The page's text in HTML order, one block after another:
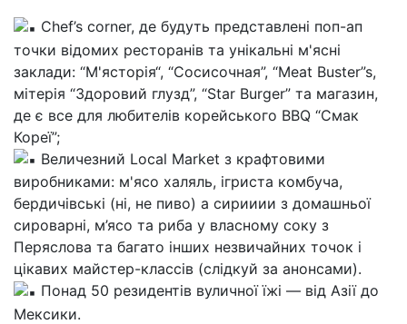
Chef’s corner, де будуть представлені поп-ап
точки відомих ресторанів та унікальні м'ясні
заклади: “М'ясторія“, “Сосисочная”, “Meat Buster”s,
мітерія “Здоровий глузд”, “Star Burger” та магазин,
де є все для любителів корейського BBQ “Смак
Кореї”;
Величезний Local Market з крафтовими
виробниками: м'ясо халяль, ігриста комбуча,
бердичівські (ні, не пиво) а сирииии з домашньої
сироварні, м’ясо та риба у власному соку з
Перяслова та багато інших незвичайних точок і
цікавих майстер-классів (слідкуй за анонсами).
Понад 50 резидентів вуличної їжі — від Азії до
Мексики.